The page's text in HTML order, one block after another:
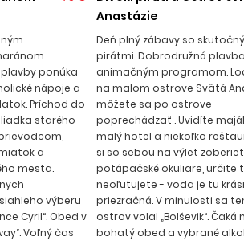
Kitenu neodmysliteľne patria plážové
obchodov a stánkov so suvenírmi.
cca 1 hod. 20 min.
plavby ponúka
nápoje a
Príchod do
starého
a
mesta.
výberu
Cyril“. Obed v
Voľný čas
Anastázie
Deň plný zábavy so
pirátmi. Dobrodružná
animačným programom.
na malom ostrove Svätá
môžete sa po ostrove
poprechádzať . Uvidíte
malý hotel a niekoľko
si so sebou na výlet
potápačské okuliare, určite
neoľutujete - voda je tu
priezračná. V minulosti sa
ostrov volal „Bolševik“. Čaká
bohatý obed a vybrané